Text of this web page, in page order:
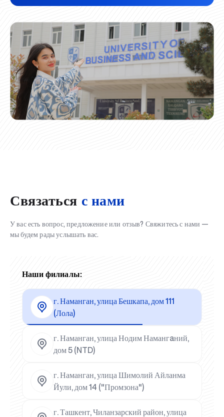
Связаться с нами
У вас есть вопрос, предложение или отзыв? Свяжитесь с нами —
мы будем рады услышать вас.
Наши филиалы:
г. Наманган, улица Бешкапа, дом 111
(Лола)
г. Наманган, улица Нодим Намангaний,
дом 5 (NTD)
г. Наманган, улица Шимолий Айланма
Йули, дом 14 ("Промзона")
г. Ташкент, Чиланзарский район, улица